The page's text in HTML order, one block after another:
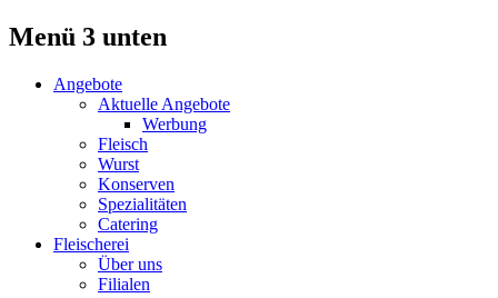
Menü 3 unten
Angebote
Aktuelle Angebote
Werbung
Fleisch
Wurst
Konserven
Spezialitäten
Catering
Fleischerei
Über uns
Filialen